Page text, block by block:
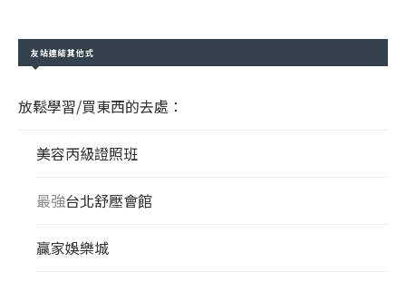
友站連結其他式
放鬆學習/買東西的去處：
美容丙級證照班
最強台北舒壓會館
贏家娛樂城